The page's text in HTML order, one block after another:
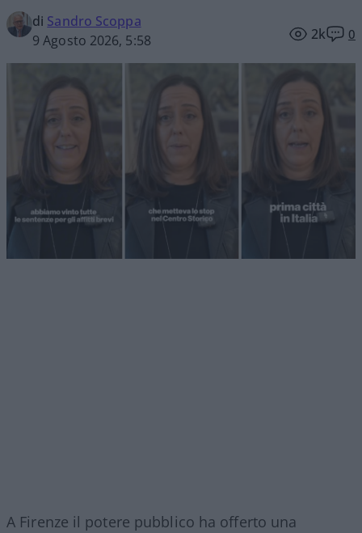
di Sandro Scoppa
9 Agosto 2026, 5:58
2k 0
A Firenze il potere pubblico ha offerto una